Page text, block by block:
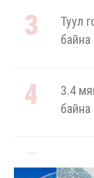
Туул
байна
3.4
байна